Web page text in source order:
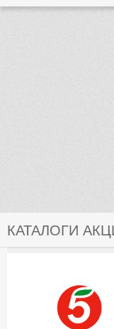
КАТАЛОГИ